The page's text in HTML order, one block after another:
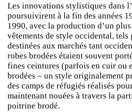
Les innovations stylistiques dans
poursuivirent à la fin des années
1990, avec la production d’un
vêtements de style occidental, tels
destinées aux marchés tant
robes brodées étaient souvent
fines ceintures (parfois en cuir ou
brodées – un style originalement
des camps de réfugiés réalisés
maintenant nouées à travers la
poitrine brodé.